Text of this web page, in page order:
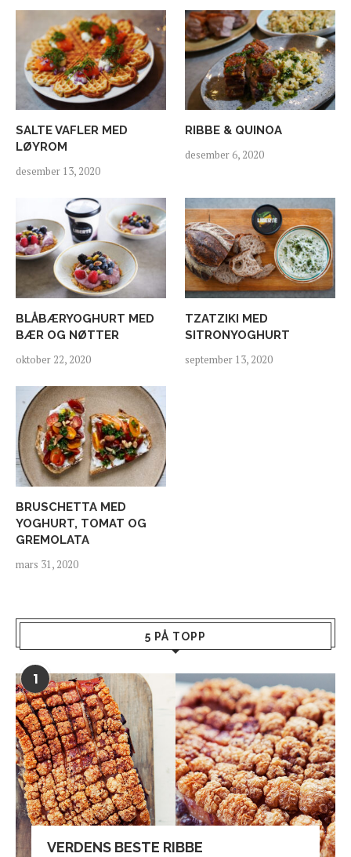
SALTE VAFLER MED
LØYROM
desember 13, 2020
RIBBE & QUINOA
desember 6, 2020
BLÅBÆRYOGHURT MED
BÆR OG NØTTER
oktober 22, 2020
TZATZIKI MED
SITRONYOGHURT
september 13, 2020
BRUSCHETTA MED
YOGHURT, TOMAT OG
GREMOLATA
mars 31, 2020
5 PÅ TOPP
1
VERDENS BESTE RIBBE